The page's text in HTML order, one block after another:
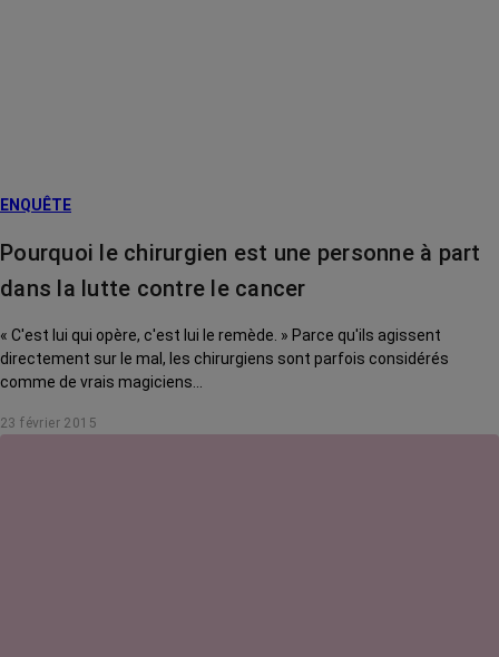
ENQUÊTE
Pourquoi le chirurgien est une personne à part
dans la lutte contre le cancer
« C'est lui qui opère, c'est lui le remède. » Parce qu'ils agissent
directement sur le mal, les chirurgiens sont parfois considérés
comme de vrais magiciens...
23 février 2015